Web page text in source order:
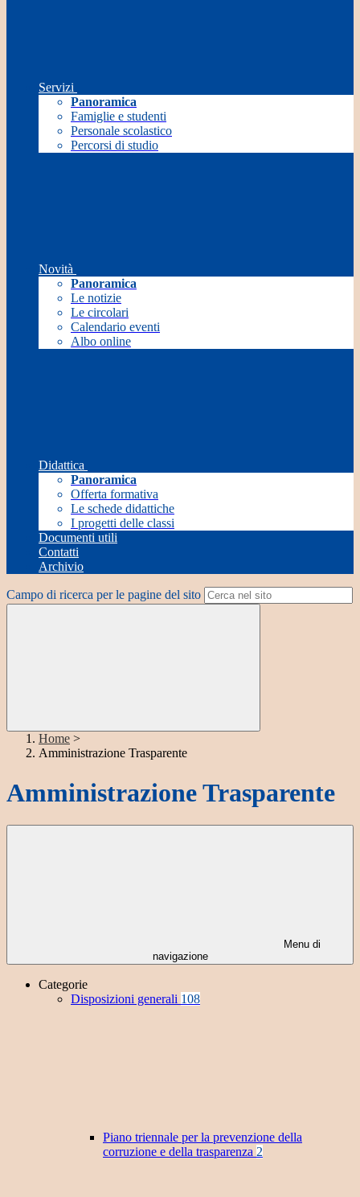
Servizi
Panoramica
Famiglie e studenti
Personale scolastico
Percorsi di studio
Novità
Panoramica
Le notizie
Le circolari
Calendario eventi
Albo online
Didattica
Panoramica
Offerta formativa
Le schede didattiche
I progetti delle classi
Documenti utili
Contatti
Archivio
Campo di ricerca per le pagine del sito
Home >
Amministrazione Trasparente
Amministrazione Trasparente
Menu di
navigazione
Categorie
Disposizioni generali 108
Piano triennale per la prevenzione della
corruzione e della trasparenza 2